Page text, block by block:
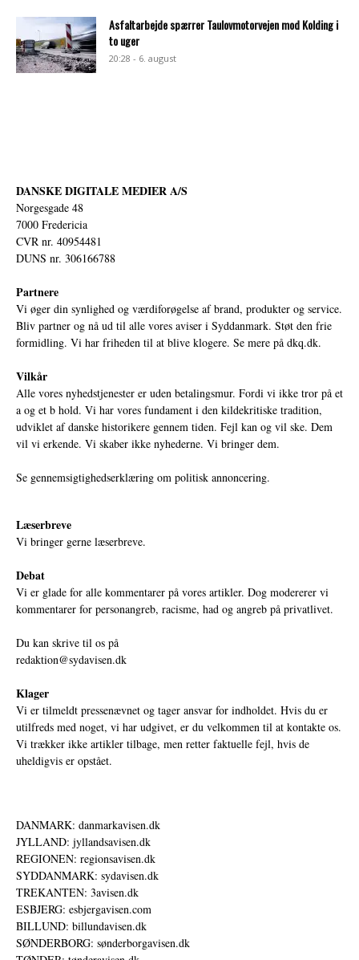
Asfaltarbejde spærrer Taulovmotorvejen mod Kolding i
to uger
20:28 - 6. august
DANSKE DIGITALE MEDIER A/S
Norgesgade 48
7000 Fredericia
CVR nr. 40954481
DUNS nr. 306166788
Partnere
Vi øger din synlighed og værdiforøgelse af brand, produkter og service.
Bliv partner og nå ud til alle vores aviser i Syddanmark. Støt den frie
formidling. Vi har friheden til at blive klogere. Se mere på dkq.dk.
Vilkår
Alle vores nyhedstjenester er uden betalingsmur. Fordi vi ikke tror på et
a og et b hold. Vi har vores fundament i den kildekritiske tradition,
udviklet af danske historikere gennem tiden. Fejl kan og vil ske. Dem
vil vi erkende. Vi skaber ikke nyhederne. Vi bringer dem.
Se gennemsigtighedserklæring om politisk annoncering.
Læserbreve
Vi bringer gerne læserbreve.
Debat
Vi er glade for alle kommentarer på vores artikler. Dog modererer vi
kommentarer for personangreb, racisme, had og angreb på privatlivet.
Du kan skrive til os på
redaktion@sydavisen.dk
Klager
Vi er tilmeldt pressenævnet og tager ansvar for indholdet. Hvis du er
utilfreds med noget, vi har udgivet, er du velkommen til at kontakte os.
Vi trækker ikke artikler tilbage, men retter faktuelle fejl, hvis de
uheldigvis er opstået.
DANMARK: danmarkavisen.dk
JYLLAND: jyllandsavisen.dk
REGIONEN: regionsavisen.dk
SYDDANMARK: sydavisen.dk
TREKANTEN: 3avisen.dk
ESBJERG: esbjergavisen.com
BILLUND: billundavisen.dk
SØNDERBORG: sønderborgavisen.dk